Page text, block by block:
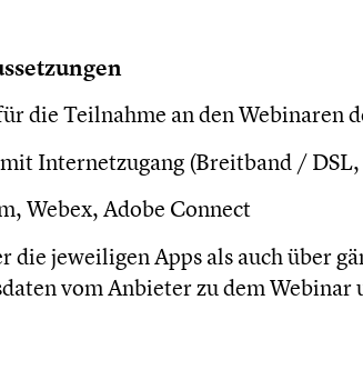
die Teilnahme an den
Internetzugang (Breitband /
Adobe Connect
die jeweiligen Apps als auch über
vom Anbieter zu dem